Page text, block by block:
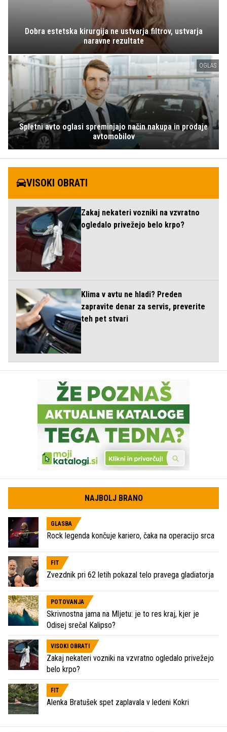
Dobra estetska kirurgija ne ustvarja filtrov, ustvarja
naravne rezultate
OGLAS
Spletni avto oglasi spreminjajo način nakupa in prodaje
avtomobilov
VISOKI OBRATI
Zakaj nekateri vozniki na vzvratno
ogledalo privežejo belo krpo?
Klima v avtu ne hladi? Preden
zapravite denar za servis, preverite
teh pet stvari
NAJBOLJ BRANO
GLASBA
Rock legenda končuje kariero, čaka na operacijo srca
FIT
Zvezdnik pri 62 letih pokazal telo pravega gladiatorja
POTOVANJA
Skrivnostna jama na Mljetu: je to res kraj, kjer je
Odisej srečal Kalipso?
VISOKI OBRATI
Zakaj nekateri vozniki na vzvratno ogledalo privežejo
belo krpo?
FIT
Alenka Bratušek spet zaplavala v ledeni Kokri